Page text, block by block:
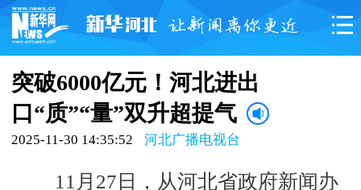
突破6000亿元！河北进出
口“质”“量”双升超提气
2025-11-30 14:35:52 河北广播电视台
11月27日，从河北省政府新闻办